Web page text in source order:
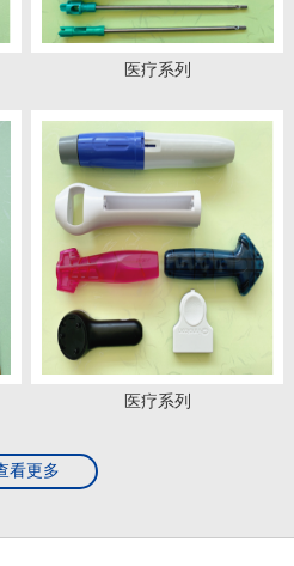
医疗系列
医疗系列
看更多